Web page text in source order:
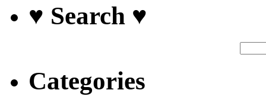
♥ Search ♥
Categories